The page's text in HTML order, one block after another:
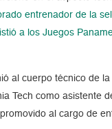
entrenador de la
a los Juegos
al cuerpo técnico de la
Tech como asistente
al cargo de